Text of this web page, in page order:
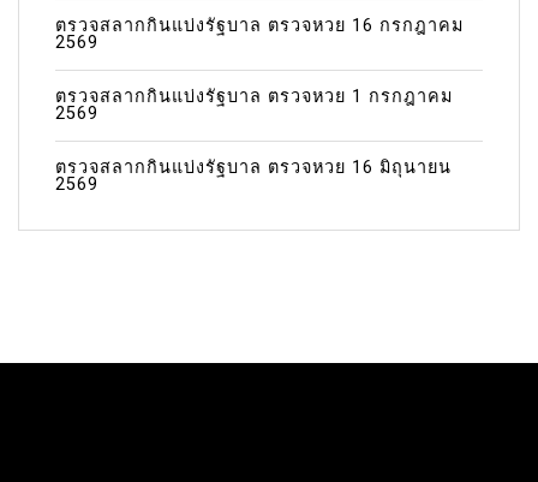
ตรวจสลากกินแบ่งรัฐบาล ตรวจหวย 16 กรกฎาคม
2569
ตรวจสลากกินแบ่งรัฐบาล ตรวจหวย 1 กรกฎาคม
2569
ตรวจสลากกินแบ่งรัฐบาล ตรวจหวย 16 มิถุนายน
2569